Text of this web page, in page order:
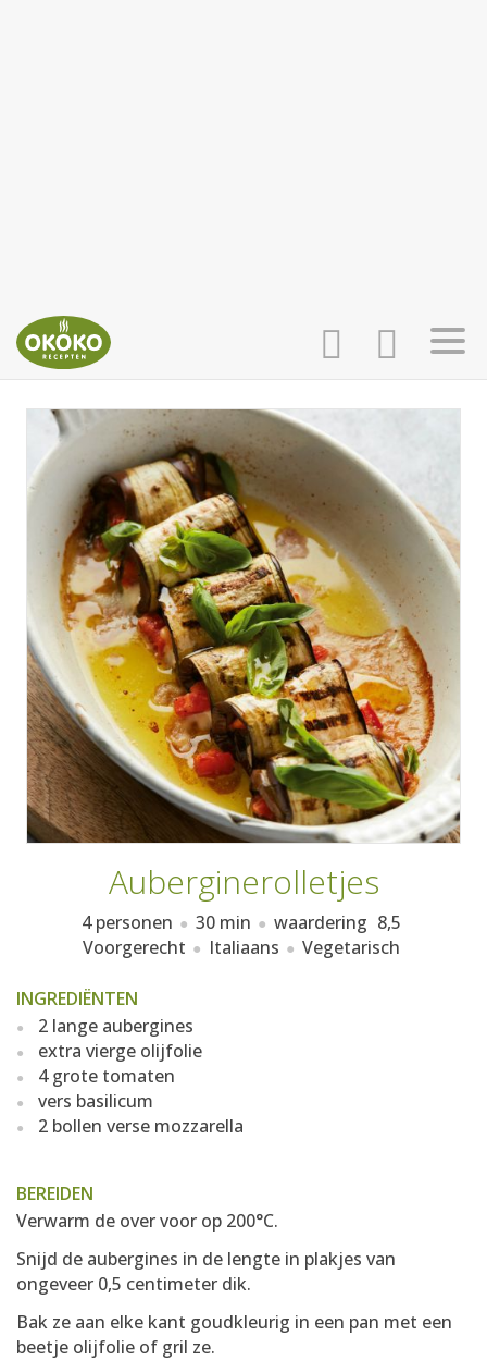
INLOGGEN
AANMELDEN
HOME
RECEPTEN
WEEKMENU'S
KOOKBOEKEN
Auberginerolletjes
4 personen 30 min waardering 8,5
Voorgerecht
Italiaans Vegetarisch
INGREDIËNTEN
2 lange aubergines
extra vierge olijfolie
4 grote tomaten
vers basilicum
2 bollen verse mozzarella
BEREIDEN
Verwarm de over voor op 200°C.
Snijd de aubergines in de lengte in plakjes van
ongeveer 0,5 centimeter dik.
Bak ze aan elke kant goudkleurig in een pan met een
beetje olijfolie of gril ze.